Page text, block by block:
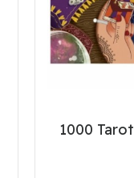
1000 Tarot